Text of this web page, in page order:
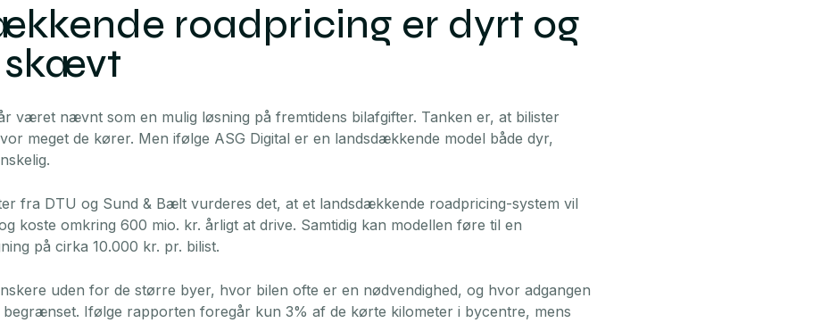
roadpricing er dyrt og
skævt
været nævnt som en mulig løsning på fremtidens bilafgifter. Tanken er, at bilister
meget de kører. Men ifølge ASG Digital er en landsdækkende model både dyr,
fra DTU og Sund & Bælt vurderes det, at et landsdækkende roadpricing-system vil
koste omkring 600 mio. kr. årligt at drive. Samtidig kan modellen føre til en
på cirka 10.000 kr. pr. bilist.
uden for de større byer, hvor bilen ofte er en nødvendighed, og hvor adgangen
Ifølge rapporten foregår kun 3% af de kørte kilometer i bycentre, mens